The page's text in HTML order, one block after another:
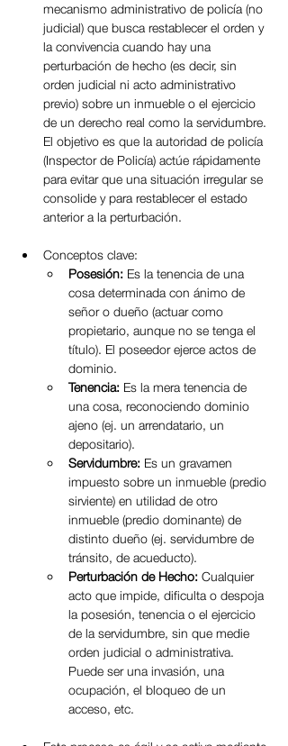
mecanismo administrativo de policía (no
judicial) que busca restablecer el orden y
la convivencia cuando hay una
perturbación de hecho (es decir, sin
orden judicial ni acto administrativo
previo) sobre un inmueble o el ejercicio
de un derecho real como la servidumbre.
El objetivo es que la autoridad de policía
(Inspector de Policía) actúe rápidamente
para evitar que una situación irregular se
consolide y para restablecer el estado
anterior a la perturbación.
Conceptos clave:
Posesión: Es la tenencia de una
cosa determinada con ánimo de
señor o dueño (actuar como
propietario, aunque no se tenga el
título). El poseedor ejerce actos de
dominio.
Tenencia: Es la mera tenencia de
una cosa, reconociendo dominio
ajeno (ej. un arrendatario, un
depositario).
Servidumbre: Es un gravamen
impuesto sobre un inmueble (predio
sirviente) en utilidad de otro
inmueble (predio dominante) de
distinto dueño (ej. servidumbre de
tránsito, de acueducto).
Perturbación de Hecho: Cualquier
acto que impide, dificulta o despoja
la posesión, tenencia o el ejercicio
de la servidumbre, sin que medie
orden judicial o administrativa.
Puede ser una invasión, una
ocupación, el bloqueo de un
acceso, etc.